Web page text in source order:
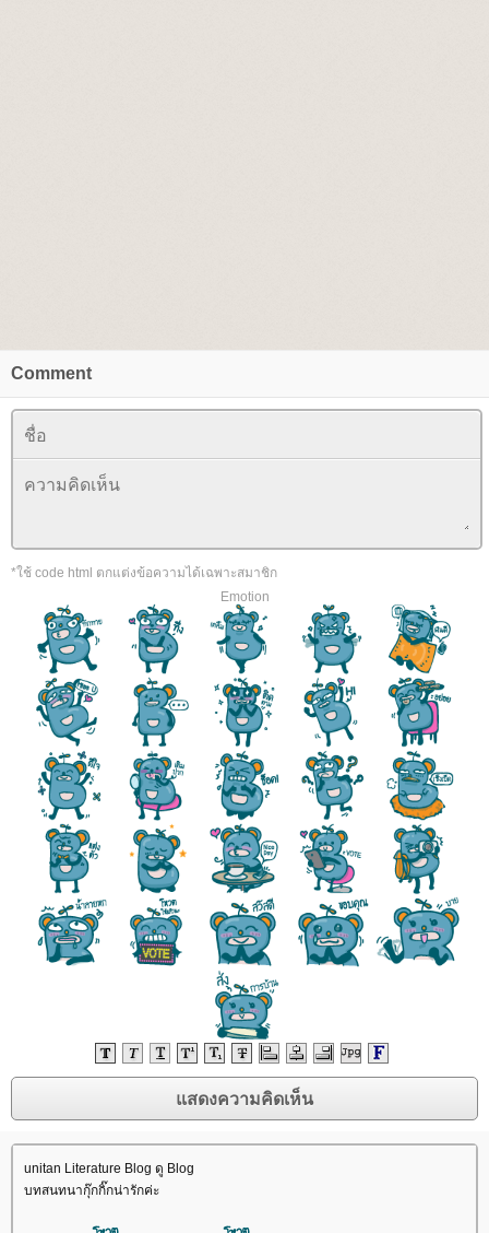
Comment
*ใช้ code html ตกแต่งข้อความได้เฉพาะสมาชิก
Emotion
unitan Literature Blog ดู Blog
บทสนทนากุ๊กกิ๊กน่ารักค่ะ